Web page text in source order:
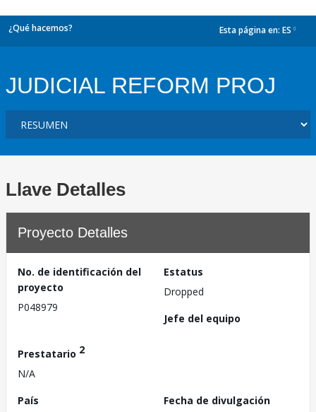
¿Qué hacemos? Esta página en: ES
JUDICIAL REFORM PROJ
Llave Detalles
Proyecto Detalles
No. de identificación del
proyecto
P048979
Estatus
Dropped
Jefe del equipo
Prestatario 2
N/A
País
Fecha de divulgación